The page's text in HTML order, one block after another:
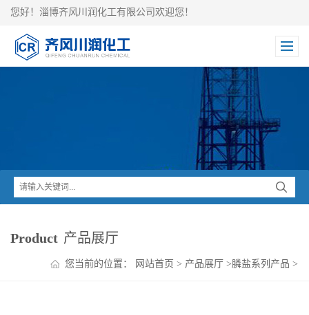
您好！淄博齐风川润化工有限公司欢迎您！
Product 产品展厅
您当前的位置： 网站首页 > 产品展厅 >膦盐系列产品 >